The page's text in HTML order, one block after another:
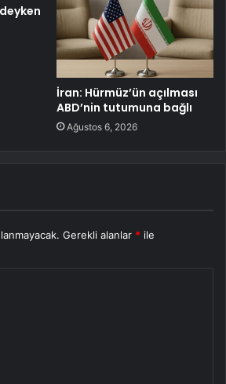
İran: Hürmüz’ün açılması
ABD’nin tutumuna bağlı
Ağustos 6, 2026
Gerekli alanlar * ile